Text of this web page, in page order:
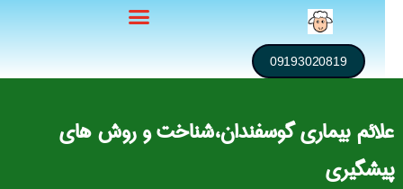
09193020819
بیماری گوسفندان،شناخت و روش های